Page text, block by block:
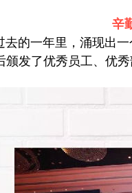
辛
的一年里，涌现出
发了优秀员工、优秀